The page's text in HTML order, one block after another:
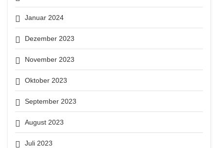
Januar 2024
Dezember 2023
November 2023
Oktober 2023
September 2023
August 2023
Juli 2023